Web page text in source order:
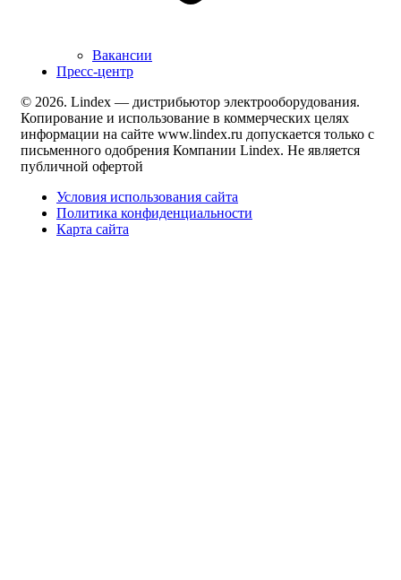
Вакансии
Пресс-центр
© 2026. Lindex — дистрибьютор электрооборудования.
Копирование и использование в коммерческих целях
информации на сайте www.lindex.ru допускается только с
письменного одобрения Компании Lindex. Не является
публичной офертой
Условия использования сайта
Политика конфиденциальности
Карта сайта